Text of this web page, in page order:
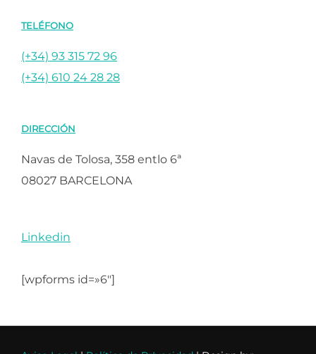
TELÉFONO
(+34) 93 315 72 96
(+34) 610 24 28 28
DIRECCIÓN
Navas de Tolosa, 358 entlo 6ª
08027 BARCELONA
Linkedin
[wpforms id=»6″]